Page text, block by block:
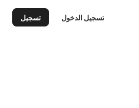
تسجيل الدخول تسجيل